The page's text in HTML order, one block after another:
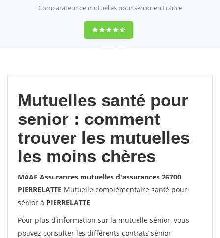
Comparateur de mutuelles pour sénior en France
9,2(100%)452
Mutuelles santé pour
senior : comment
trouver les mutuelles
les moins chères
MAAF Assurances mutuelles d'assurances 26700
PIERRELATTE Mutuelle complémentaire santé pour
sénior à PIERRELATTE
Pour plus d'information sur la mutuelle sénior, vous
pouvez consulter les différents contrats sénior